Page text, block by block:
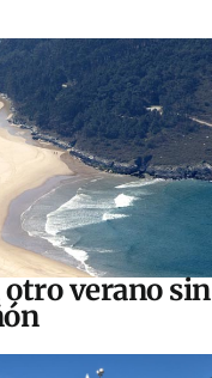
otro verano sin